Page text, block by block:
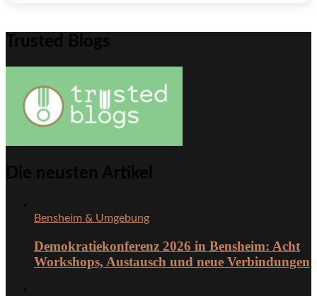
Trusted Blogs
Die neusten Artikel
Bensheim & Umgebung
Demokratiekonferenz 2026 in Bensheim: Acht
Workshops, Austausch und neue Verbindungen